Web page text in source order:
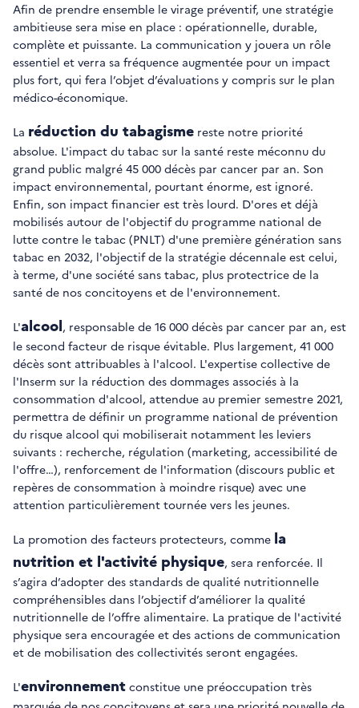
Afin de prendre ensemble le virage préventif, une stratégie
ambitieuse sera mise en place : opérationnelle, durable,
complète et puissante. La communication y jouera un rôle
essentiel et verra sa fréquence augmentée pour un impact
plus fort, qui fera l’objet d’évaluations y compris sur le plan
médico-économique.
La réduction du tabagisme reste notre priorité
absolue. L'impact du tabac sur la santé reste méconnu du
grand public malgré 45 000 décès par cancer par an. Son
impact environnemental, pourtant énorme, est ignoré.
Enfin, son impact financier est très lourd. D'ores et déjà
mobilisés autour de l'objectif du programme national de
lutte contre le tabac (PNLT) d'une première génération sans
tabac en 2032, l'objectif de la stratégie décennale est celui,
à terme, d'une société sans tabac, plus protectrice de la
santé de nos concitoyens et de l'environnement.
L'alcool, responsable de 16 000 décès par cancer par an, est
le second facteur de risque évitable. Plus largement, 41 000
décès sont attribuables à l'alcool. L'expertise collective de
l'Inserm sur la réduction des dommages associés à la
consommation d'alcool, attendue au premier semestre 2021,
permettra de définir un programme national de prévention
du risque alcool qui mobiliserait notamment les leviers
suivants : recherche, régulation (marketing, accessibilité de
l'offre…), renforcement de l'information (discours public et
repères de consommation à moindre risque) avec une
attention particulièrement tournée vers les jeunes.
La promotion des facteurs protecteurs, comme la
nutrition et l'activité physique, sera renforcée. Il
s’agira d’adopter des standards de qualité nutritionnelle
compréhensibles dans l’objectif d’améliorer la qualité
nutritionnelle de l’offre alimentaire. La pratique de l'activité
physique sera encouragée et des actions de communication
et de mobilisation des collectivités seront engagées.
L'environnement constitue une préoccupation très